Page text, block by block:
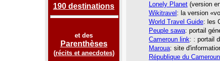
190 destinations
et des
Parenthèses
(récits et anecdotes)
Lonely Planet (version
Wikitravel : la version
World Travel Guide: les
Peuple sawa: portail
Cameroun link: : portail
Maroua: site
République du Cameroun